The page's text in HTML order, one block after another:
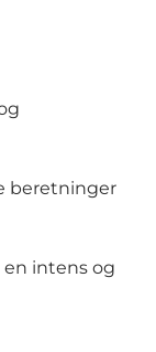
beretninger
intens og